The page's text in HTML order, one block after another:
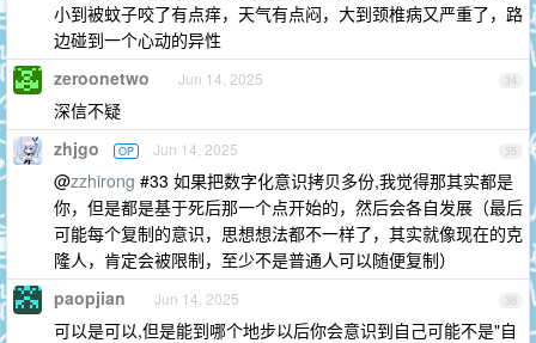
小到被蚊子咬了有点痒，天气有点闷，大到颈椎病又严重了，路
边碰到一个心动的异性
34
zeroonetwo Jun 14, 2025
深信不疑
35
zhjgo OP Jun 14, 2025
@zzhirong #33 如果把数字化意识拷贝多份,我觉得那其实都是
你，但是都是基于死后那一个点开始的，然后会各自发展（最后
可能每个复制的意识，思想想法都不一样了，其实就像现在的克
隆人，肯定会被限制，至少不是普通人可以随便复制）
36
paopjian Jun 14, 2025
可以是可以,但是能到哪个地步以后你会意识到自己可能不是"自